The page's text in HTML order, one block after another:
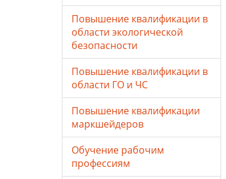
Повышение квалификации в
области экологической
безопасности
Повышение квалификации в
области ГО и ЧС
Повышение квалификации
маркшейдеров
Обучение рабочим
профессиям